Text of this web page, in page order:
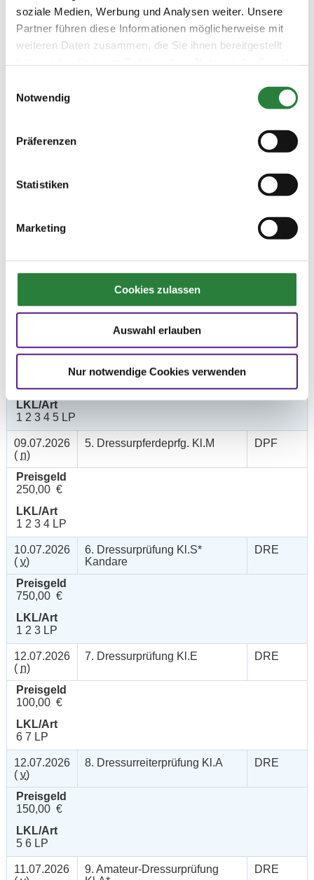
soziale Medien, Werbung und Analysen weiter. Unsere
Partner führen diese Informationen möglicherweise mit
weiteren Daten zusammen, die Sie ihnen bereitgestellt
Notwendig
Präferenzen
Statistiken
Marketing
Cookies zulassen
Auswahl erlauben
Nur notwendige Cookies verwenden
09.07.2026
(v)
1. Dressurpferdeprfg. Kl.A DPF
Preisgeld
150,00 €
1 2 3 4 5 6 LP
(v )
LKL/Art
09.07.2026
DPF
Preisgeld
200,00 €
1 2 3 4 5 LP
(n)
4. Dressurpferdeprfg.Kl.L
LKL/Art
1 2 3 4 5 LP
09.07.2026
( n)
5. Dressurpferdeprfg. Kl.M DPF
Preisgeld
250,00 €
LKL/Art
1 2 3 4 LP
10.07.2026
( v)
6. Dressurprüfung Kl.S*
Kandare
DRE
Preisgeld
750,00 €
LKL/Art
1 2 3 LP
12.07.2026
( n)
7. Dressurprüfung Kl.E DRE
Preisgeld
100,00 €
LKL/Art
6 7 LP
12.07.2026
( v)
8. Dressurreiterprüfung Kl.A DRE
Preisgeld
150,00 €
LKL/Art
5 6 LP
11.07.2026
9. Amateur-Dressurprüfung
DRE